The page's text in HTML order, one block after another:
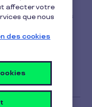
que chez des
à la personne.
via
affecter votre
que nous
des cookies